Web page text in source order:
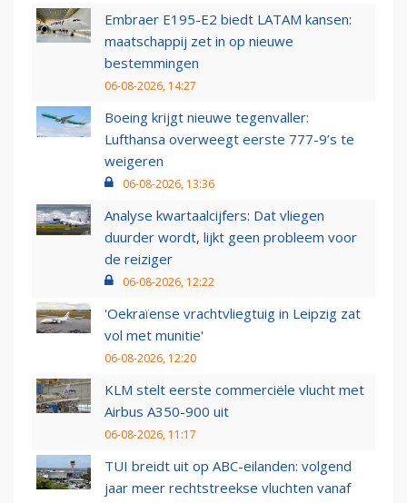
Embraer E195-E2 biedt LATAM kansen:
maatschappij zet in op nieuwe
bestemmingen
06-08-2026, 14:27
Boeing krijgt nieuwe tegenvaller:
Lufthansa overweegt eerste 777-9’s te
weigeren
06-08-2026, 13:36
Analyse kwartaalcijfers: Dat vliegen
duurder wordt, lijkt geen probleem voor
de reiziger
06-08-2026, 12:22
'Oekraïense vrachtvliegtuig in Leipzig zat
vol met munitie'
06-08-2026, 12:20
KLM stelt eerste commerciële vlucht met
Airbus A350-900 uit
06-08-2026, 11:17
TUI breidt uit op ABC-eilanden: volgend
jaar meer rechtstreekse vluchten vanaf